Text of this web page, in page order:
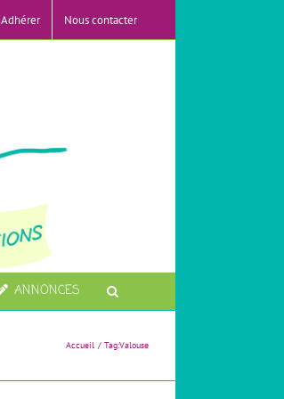
Adhérer Nous contacter
ANNONCES
Accueil Tag:Valouse